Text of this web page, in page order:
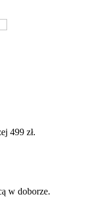
499 zł.
w doborze.